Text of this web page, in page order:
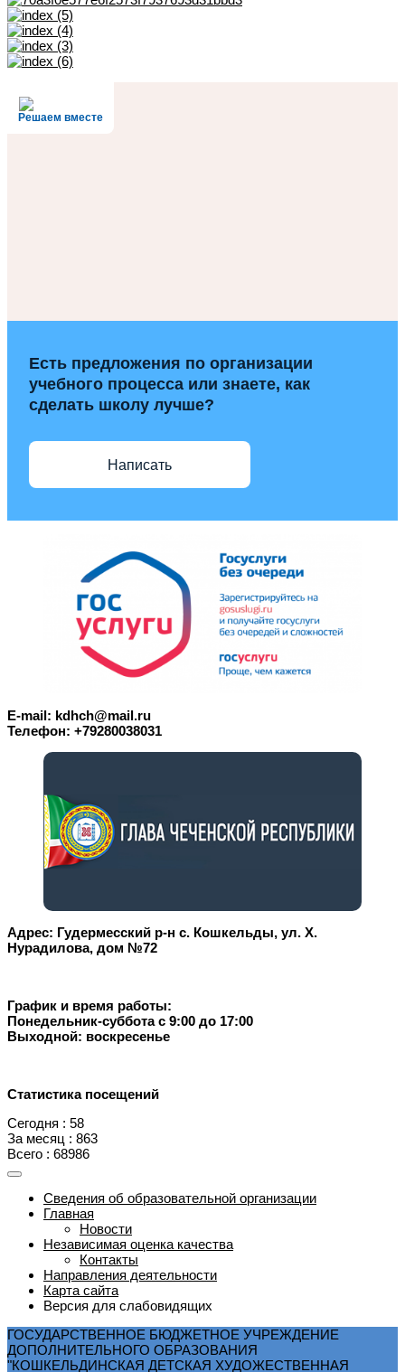
Решаем вместе
Есть предложения по организации
учебного процесса или знаете, как
сделать школу лучше?
Написать
E-mail: kdhch@mail.ru
Телефон: +79280038031
Адрес: Гудермесский р-н с. Кошкельды, ул. Х.
Нурадилова, дом №72
График и время работы:
Понедельник-суббота с 9:00 до 17:00
Выходной: воскресенье
Статистика посещений
Сегодня : 58
За месяц : 863
Всего : 68986
Сведения об образовательной организации
Главная
Новости
Независимая оценка качества
Контакты
Направления деятельности
Карта сайта
Версия для слабовидящих
ГОСУДАРСТВЕННОЕ БЮДЖЕТНОЕ УЧРЕЖДЕНИЕ
ДОПОЛНИТЕЛЬНОГО ОБРАЗОВАНИЯ
"КОШКЕЛЬДИНСКАЯ ДЕТСКАЯ ХУДОЖЕСТВЕННАЯ